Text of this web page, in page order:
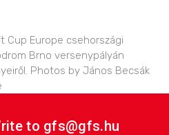
Cup Europe csehországi
Brno versenypályán
Photos by János Becsák
to gfs@gfs.hu